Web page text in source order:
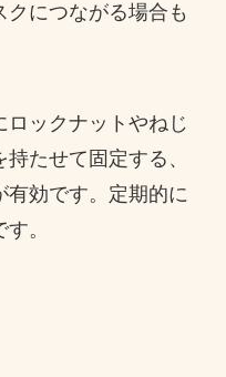
につながる場合も
ロックナットやねじ
たせて固定する、
有効です。定期的に
。